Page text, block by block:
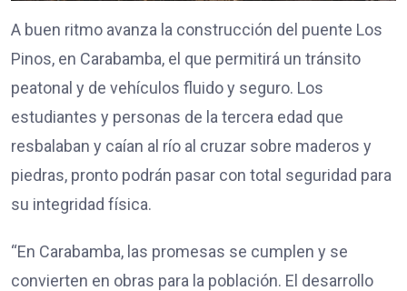
A buen ritmo avanza la construcción del puente Los
Pinos, en Carabamba, el que permitirá un tránsito
peatonal y de vehículos fluido y seguro. Los
estudiantes y personas de la tercera edad que
resbalaban y caían al río al cruzar sobre maderos y
piedras, pronto podrán pasar con total seguridad para
su integridad física.
“En Carabamba, las promesas se cumplen y se
convierten en obras para la población. El desarrollo